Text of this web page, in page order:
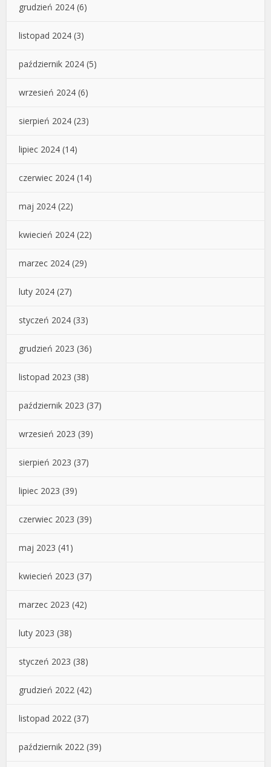
grudzień 2024 (6)
listopad 2024 (3)
październik 2024 (5)
wrzesień 2024 (6)
sierpień 2024 (23)
lipiec 2024 (14)
czerwiec 2024 (14)
maj 2024 (22)
kwiecień 2024 (22)
marzec 2024 (29)
luty 2024 (27)
styczeń 2024 (33)
grudzień 2023 (36)
listopad 2023 (38)
październik 2023 (37)
wrzesień 2023 (39)
sierpień 2023 (37)
lipiec 2023 (39)
czerwiec 2023 (39)
maj 2023 (41)
kwiecień 2023 (37)
marzec 2023 (42)
luty 2023 (38)
styczeń 2023 (38)
grudzień 2022 (42)
listopad 2022 (37)
październik 2022 (39)